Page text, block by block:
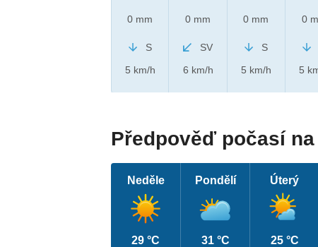
0 mm
S
5 km/h
0 mm
SV
6 km/h
0 mm
S
5 km/h
0
5
Předpověď počasí
Neděle
29 °C
Pondělí
31 °C
Úterý
25 °C